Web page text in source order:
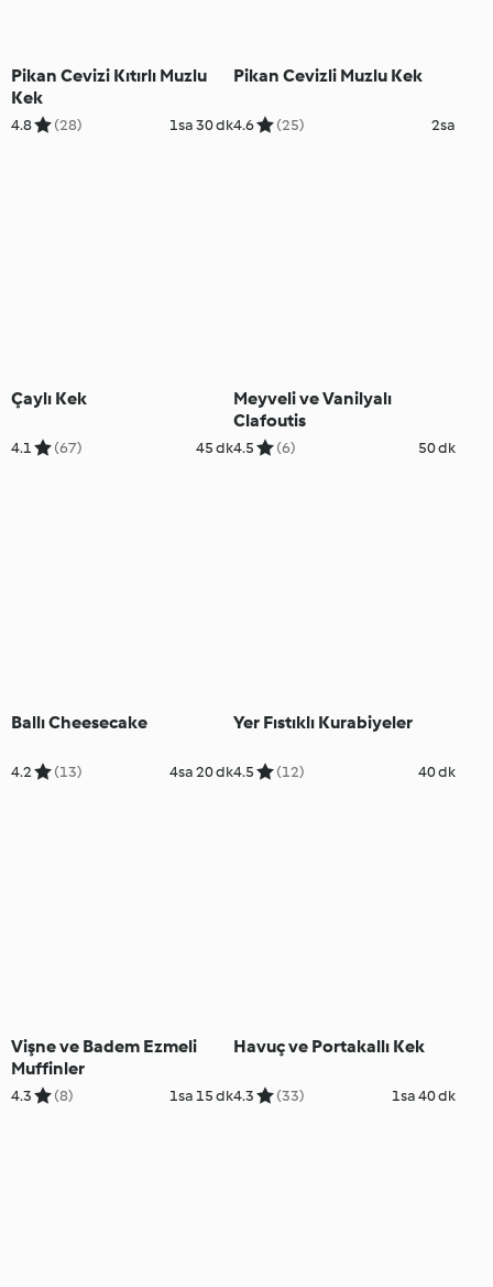
Pikan Cevizi Kıtırlı Muzlu
Kek
4.8 (28) 1sa 30 dk
Pikan Cevizli Muzlu Kek
4.6 (25) 2sa
Çaylı Kek
4.1 (67) 45 dk
Meyveli ve Vanilyalı
Clafoutis
4.5 (6) 50 dk
Ballı Cheesecake
4.2 (13) 4sa 20 dk
Yer Fıstıklı Kurabiyeler
4.5 (12) 40 dk
Vişne ve Badem Ezmeli
Muffinler
4.3 (8) 1sa 15 dk
Havuç ve Portakallı Kek
4.3 (33) 1sa 40 dk